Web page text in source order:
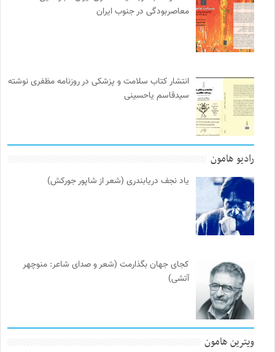
معاصربودگی در جنوب ایران
انتشار کتاب سلامت و پزشکی در روزنامه مظفری نوشته
سیدقاسم یاحسینی
رادیو هامون
یاد نجف دریابندری (شعر از شاپور جورکش)
کجای جهان بگذارمت (شعر و صدای شاعر: منوچهر
آتشی)
ویترین هامون